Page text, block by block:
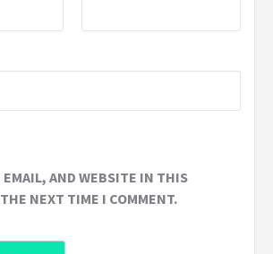
EMAIL, AND WEBSITE IN THIS
NEXT TIME I COMMENT.